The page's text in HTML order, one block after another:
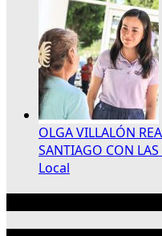
OLGA VILLALÓN
SANTIAGO CON
Local